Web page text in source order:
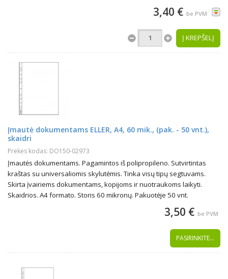
3,40 € be PVM
Į KREPŠELĮ
Įmautė dokumentams ELLER, A4, 60 mik., (pak. - 50 vnt.),
skaidri
Prekės kodas: DO150-02973
Įmautės dokumentams. Pagamintos iš polipropileno. Sutvirtintas
kraštas su universaliomis skylutėmis. Tinka visų tipų segtuvams.
Skirta įvairiems dokumentams, kopijoms ir nuotraukoms laikyti.
Skaidrios. A4 formato. Storis 60 mikronų. Pakuotėje 50 vnt.
3,50 € be PVM
PASIRINKITE...